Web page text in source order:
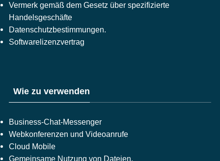
Vermerk gemäß dem Gesetz über spezifizierte
Handelsgeschäfte
Datenschutzbestimmungen.
Softwarelizenzvertrag
Wie zu verwenden
Business-Chat-Messenger
Webkonferenzen und Videoanrufe
Cloud Mobile
Gemeinsame Nutzung von Dateien,